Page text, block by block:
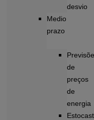
desvio
Medio
prazo
de
preços
de
energia